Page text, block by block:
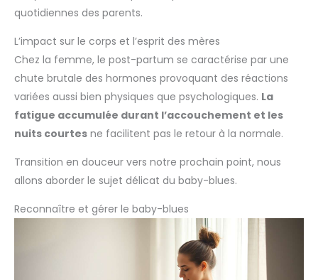
quotidiennes des parents.
L’impact sur le corps et l’esprit des mères
Chez la femme, le post-partum se caractérise par une
chute brutale des hormones provoquant des réactions
variées aussi bien physiques que psychologiques. La
fatigue accumulée durant l’accouchement et les
nuits courtes ne facilitent pas le retour à la normale.
Transition en douceur vers notre prochain point, nous
allons aborder le sujet délicat du baby-blues.
Reconnaître et gérer le baby-blues